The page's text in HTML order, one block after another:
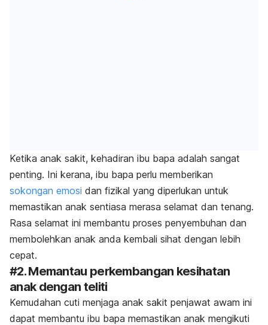
Ketika anak sakit, kehadiran ibu bapa adalah sangat
penting. Ini kerana, ibu bapa perlu memberikan
sokongan emosi dan fizikal yang diperlukan untuk
memastikan anak sentiasa merasa selamat dan tenang.
Rasa selamat ini membantu proses penyembuhan dan
membolehkan anak anda kembali sihat dengan lebih
cepat.
#2. Memantau perkembangan kesihatan
anak dengan teliti
Kemudahan cuti menjaga anak sakit penjawat awam ini
dapat membantu ibu bapa memastikan anak mengikuti